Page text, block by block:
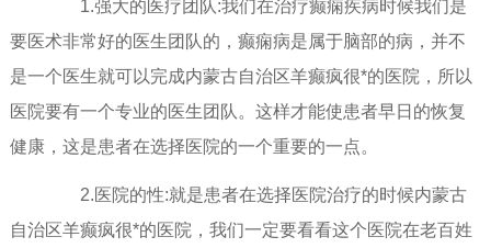
1.强大的医疗团队:我们在治疗癫痫疾病时候我们是
要医术非常好的医生团队的，癫痫病是属于脑部的病，并不
是一个医生就可以完成内蒙古自治区羊癫疯很*的医院，所以
医院要有一个专业的医生团队。这样才能使患者早日的恢复
健康，这是患者在选择医院的一个重要的一点。
2.医院的性:就是患者在选择医院治疗的时候内蒙古
自治区羊癫疯很*的医院，我们一定要看看这个医院在老百姓